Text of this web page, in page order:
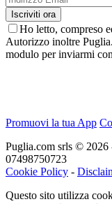
Ho letto, compreso
Autorizzo inoltre
modulo per inviarmi
Promuovi la tua App
Puglia.com srls © 2026
07498750723
Cookie Policy -
Questo sito utilizza